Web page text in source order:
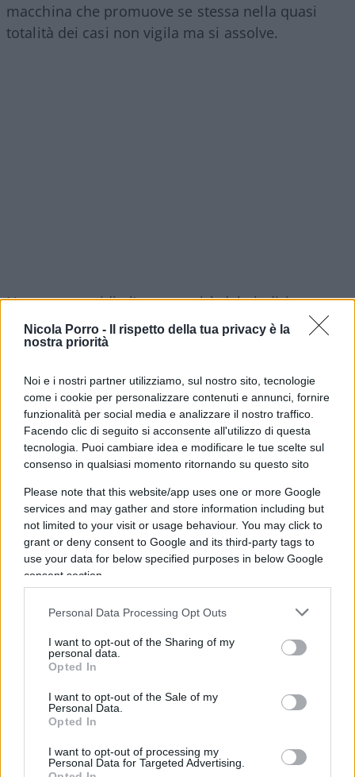
Nicola Porro -
Il rispetto della tua privacy è la
nostra priorità
Noi e i nostri partner utilizziamo, sul nostro sito, tecnologie
come i cookie per personalizzare contenuti e annunci, fornire
funzionalità per social media e analizzare il nostro traffico.
Facendo clic di seguito si acconsente all'utilizzo di questa
tecnologia. Puoi cambiare idea e modificare le tue scelte sul
consenso in qualsiasi momento ritornando su questo sito
Please note that this website/app uses one or more Google
services and may gather and store information including but
not limited to your visit or usage behaviour. You may click to
grant or deny consent to Google and its third-party tags to
use your data for below specified purposes in below Google
consent section.
Personal Data Processing Opt Outs
I want to opt-out of the Sharing of my
personal data.
Opted In
I want to opt-out of the Sale of my
Personal Data.
Opted In
I want to opt-out of processing my
Personal Data for Targeted Advertising.
macchina che promuove se stessa nella quasi
totalità dei casi non vigila ma si assolve.
Nessuno presidia l’omogeneità del giudizio e
questo traligna in arbitrio, con l’albagia di
chi
scambia l’indulgenza per generosità
livello e certifica per paradosso, la latitudine in cui
lo si è conseguito.
La sperequazione
Qui la difformità cessa di essere accademica. Il
100 e la lode non sono orpelli estetici ma
dischiudono l’Albo Nazionale delle Eccellenze, gli
esoneri dalle tasse universitarie, le borse di
studio, la Carta del Merito da 500 euro. Chi è
riconoscimento e finanzia, con il proprio rigore, la
munificenza altrui.Lo studente scrupoloso del
Nord, fermato a un 98 misurato col bilancino,
una commissione prodiga incassa bonus e
precedenze. E quei benefici non piovono dal cielo:
attingono a fondi contingentati, per cui il
vantaggio immeritato di uno diventa il diritto